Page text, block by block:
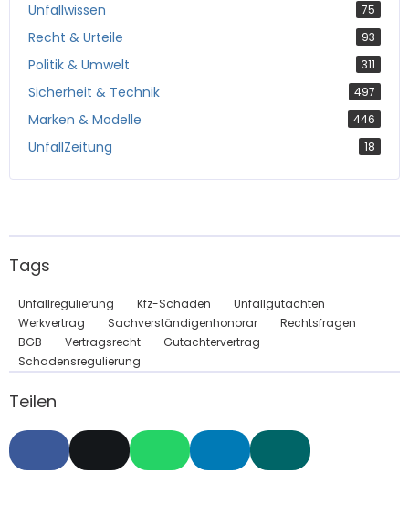
Unfallwissen 75
Recht & Urteile 93
Politik & Umwelt 311
Sicherheit & Technik 497
Marken & Modelle 446
UnfallZeitung 18
Tags
Unfallregulierung Kfz-Schaden
Unfallgutachten
Werkvertrag
Sachverständigenhonorar
Rechtsfragen
BGB
Vertragsrecht
Gutachtervertrag
Schadensregulierung
Teilen